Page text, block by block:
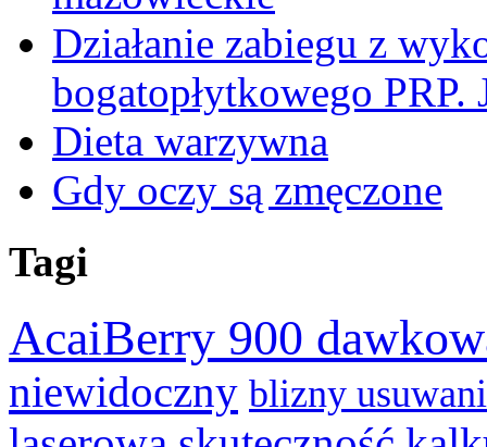
Działanie zabiegu z
bogatopłytkowego PRP.
Dieta warzywna
Gdy oczy są zmęczone
Tagi
AcaiBerry 900
niewidoczny blizny